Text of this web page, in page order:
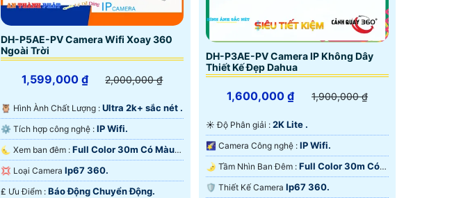
DH-P5AE-PV Camera Wifi Xoay 360
Ngoài Trời
1,599,000 ₫ 2,000,000 ₫
🦉 Hình Ành Chất Lượng : Ultra 2k+ sắc nét .
⚙ Tích hợp công nghệ : IP Wifi.
🌜 Xem ban đêm : Full Color 30m Có Màu
Ban Ðêm.
💢 Loại Camera Ip67 360.
️₤ Ưu Điểm : Báo Động Chuyển Động.
DH-P3AE-PV Camera IP Không Dây
Thiết Kế Đẹp Dahua
1,600,000 ₫ 1,900,000 ₫
☀️ Độ Phân giải : 2K Lite .
🌠 Camera Công nghệ : IP Wifi.
🌛 Tầm Nhìn Ban Đêm : Full Color 30m Có
Màu Ban Ðêm.
🛡 Thiết Kế Camera Ip67 360.